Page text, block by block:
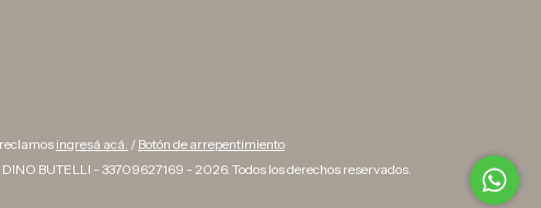
ingresá acá. / Botón de arrepentimiento
BUTELLI - 33709627169 - 2026. Todos los derechos reservados.